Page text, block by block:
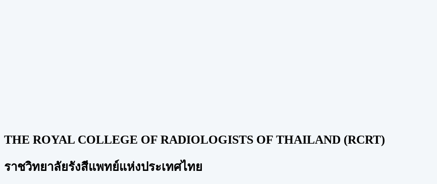
THE ROYAL COLLEGE OF RADIOLOGISTS OF THAILAND (RCRT)
ราชวิทยาลัยรังสีแพทย์แห่งประเทศไทย